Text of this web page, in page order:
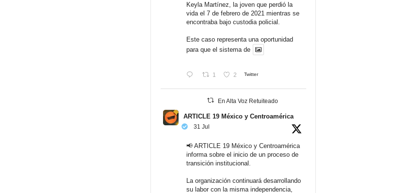
Keyla Martínez, la joven que perdió la
vida el 7 de febrero de 2021 mientras se
encontraba bajo custodia policial.
Este caso representa una oportunidad
para que el sistema de
1 2 Twitter
En Alta Voz Retuiteado
ARTICLE 19 México y Centroamérica
31 Jul
📢 ARTICLE 19 México y Centroamérica
informa sobre el inicio de un proceso de
transición institucional.
La organización continuará desarrollando
su labor con la misma independencia,